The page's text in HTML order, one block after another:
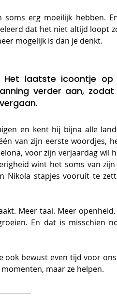
erg moeilijk hebben.
dat het niet altijd loopt
mogelijk is dan je denkt.
Het laatste icoontje op
verder aan,
en kent hij bijna alle
van zijn eerste woordjes,
voor zijn verjaardag wil
wint het soms van
Nikola stapjes vooruit te
Meer taal. Meer openheid.
En dat is misschien
ook bewust even tijd voor
maar ze helpen.